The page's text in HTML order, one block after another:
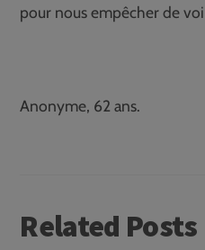
pour nous empêcher de
Anonyme, 62 ans.
Related Posts